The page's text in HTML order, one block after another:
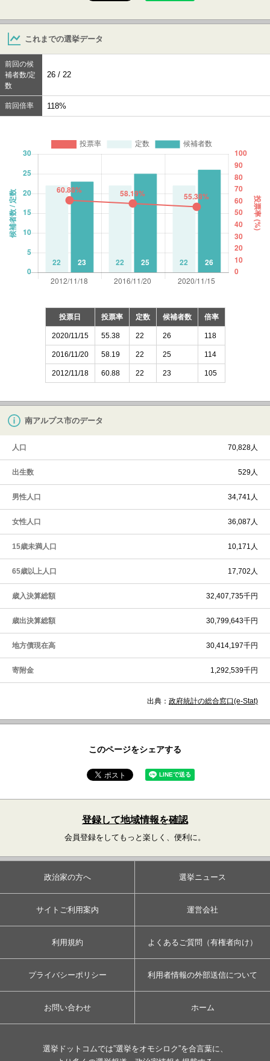
これまでの選挙データ
前回の候
補者数/定
数
26 / 22
前回倍率 118%
投票日 投票率 定数 候補者数 倍率
2020/11/15 55.38 22 26 118
2016/11/20 58.19 22 25 114
2012/11/18 60.88 22 23 105
南アルプス市のデータ
人口 70,828人
出生数 529人
男性人口 34,741人
女性人口 36,087人
15歳未満人口 10,171人
65歳以上人口 17,702人
歳入決算総額 32,407,735千円
歳出決算総額 30,799,643千円
地方債現在高 30,414,197千円
寄附金 1,292,539千円
出典： 政府統計の総合窓口(e-Stat)
このページをシェアする
登録して地域情報を確認
会員登録をしてもっと楽しく、便利に。
政治家の方へ 選挙ニュース
サイトご利用案内 運営会社
利用規約 よくあるご質問（有権者向け）
プライバシーポリシー 利用者情報の外部送信について
お問い合わせ ホーム
選挙ドットコムでは”選挙をオモシロク”を合言葉に、